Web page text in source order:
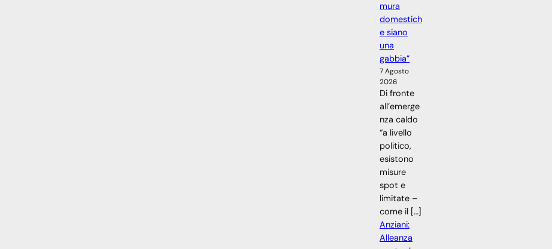
mura
domestich
e siano
una
gabbia”
7 Agosto
2026
Di fronte
all’emerge
nza caldo
“a livello
politico,
esistono
misure
spot e
limitate –
come il […]
Anziani:
Alleanza